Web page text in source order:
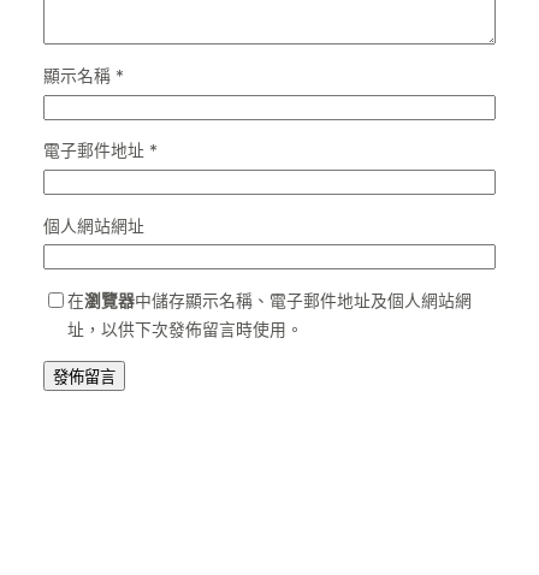
顯示名稱 *
電子郵件地址 *
個人網站網址
在瀏覽器中儲存顯示名稱、電子郵件地址及個人網站網
址，以供下次發佈留言時使用。